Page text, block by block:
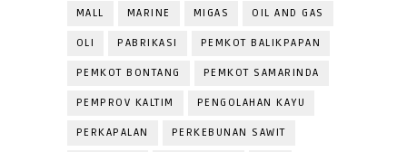
MALL MARINE MIGAS OIL AND GAS
OLI PABRIKASI PEMKOT BALIKPAPAN
PEMKOT BONTANG PEMKOT SAMARINDA
PEMPROV KALTIM PENGOLAHAN KAYU
PERKAPALAN PERKEBUNAN SAWIT